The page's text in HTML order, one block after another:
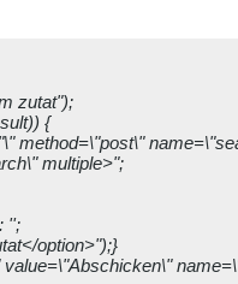
zutat");
{
method=\"post\"
multiple>";
'';
option>");}